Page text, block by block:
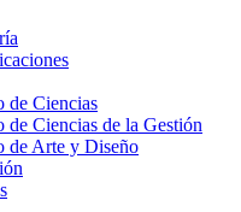
de Ciencias
de Ciencias de la Gestión
de Arte y Diseño